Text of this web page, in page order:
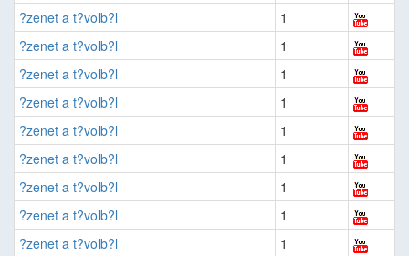
?zenet a t?volb?l
1
?zenet a t?volb?l
1
?zenet a t?volb?l
1
?zenet a t?volb?l
1
?zenet a t?volb?l
1
?zenet a t?volb?l
1
?zenet a t?volb?l
1
?zenet a t?volb?l
1
?zenet a t?volb?l
1